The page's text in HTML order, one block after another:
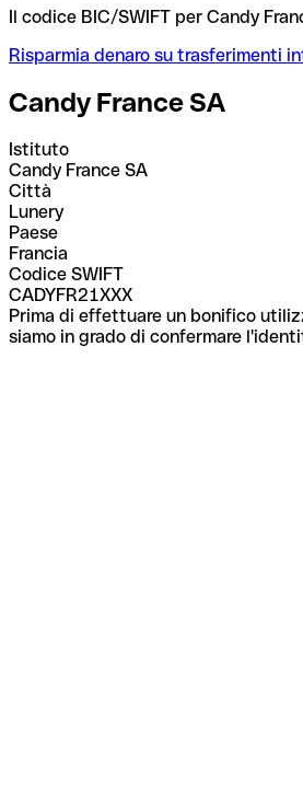
Il codice BIC/SWIFT per Candy
Risparmia denaro su trasferimenti
Candy France SA
Istituto
Candy France SA
Città
Lunery
Paese
Francia
Codice SWIFT
CADYFR21XXX
Prima di effettuare un bonifico
siamo in grado di confermare